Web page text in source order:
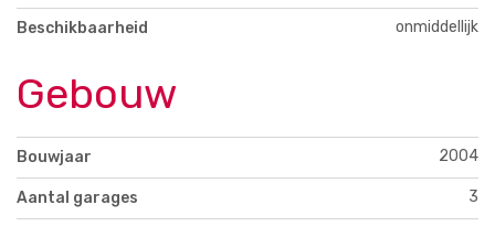
Beschikbaarheid onmiddellijk
Gebouw
Bouwjaar 2004
Aantal garages 3